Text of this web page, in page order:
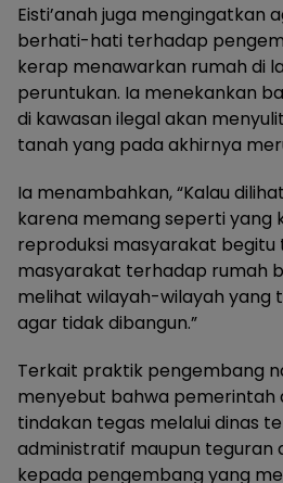
Eisti’anah juga mengingatkan
berhati-hati terhadap
kerap menawarkan rumah di
peruntukan. Ia menekankan
di kawasan ilegal akan
tanah yang pada akhirnya
Ia menambahkan, “Kalau
karena memang seperti yang
reproduksi masyarakat begitu
masyarakat terhadap rumah
melihat wilayah-wilayah yang
agar tidak dibangun.”
Terkait praktik pengembang
menyebut bahwa pemerintah
tindakan tegas melalui dinas
administratif maupun teguran
kepada pengembang yang